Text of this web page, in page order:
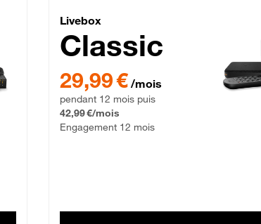
Lite Fibre
Livebox Classic
Livebox
Classic
29,99 € par mois pendant 12 mois puis
29,99 € /mois
pendant 12 mois puis
42,99 €/mois
Engagement 12 mois